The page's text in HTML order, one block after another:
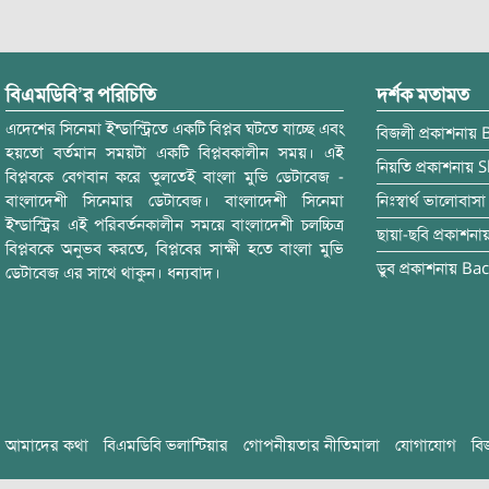
বিএমডিবি’র পরিচিতি
এদেশের সিনেমা ইন্ডাস্ট্রিতে একটি বিপ্লব ঘটতে যাচ্ছে এবং
হয়তো বর্তমান সময়টা একটি বিপ্লবকালীন সময়। এই
বিপ্লবকে বেগবান করে তুলতেই বাংলা মুভি ডেটাবেজ -
বাংলাদেশী সিনেমার ডেটাবেজ। বাংলাদেশী সিনেমা
ইন্ডাস্ট্রির এই পরিবর্তনকালীন সময়ে বাংলাদেশী চলচ্চিত্র
বিপ্লবকে অনুভব করতে, বিপ্লবের সাক্ষী হতে বাংলা মুভি
ডেটাবেজ এর সাথে থাকুন। ধন্যবাদ।
দর্শক মতামত
বিজলী প্রকাশনায়
নিয়তি প্রকাশনায়
নিঃস্বার্থ ভালোবাসা
ছায়া-ছবি
ডুব প্রকাশনায়
আমাদের কথা বিএমডিবি ভলান্টিয়ার গোপনীয়তার নীতিমালা যোগাযোগ